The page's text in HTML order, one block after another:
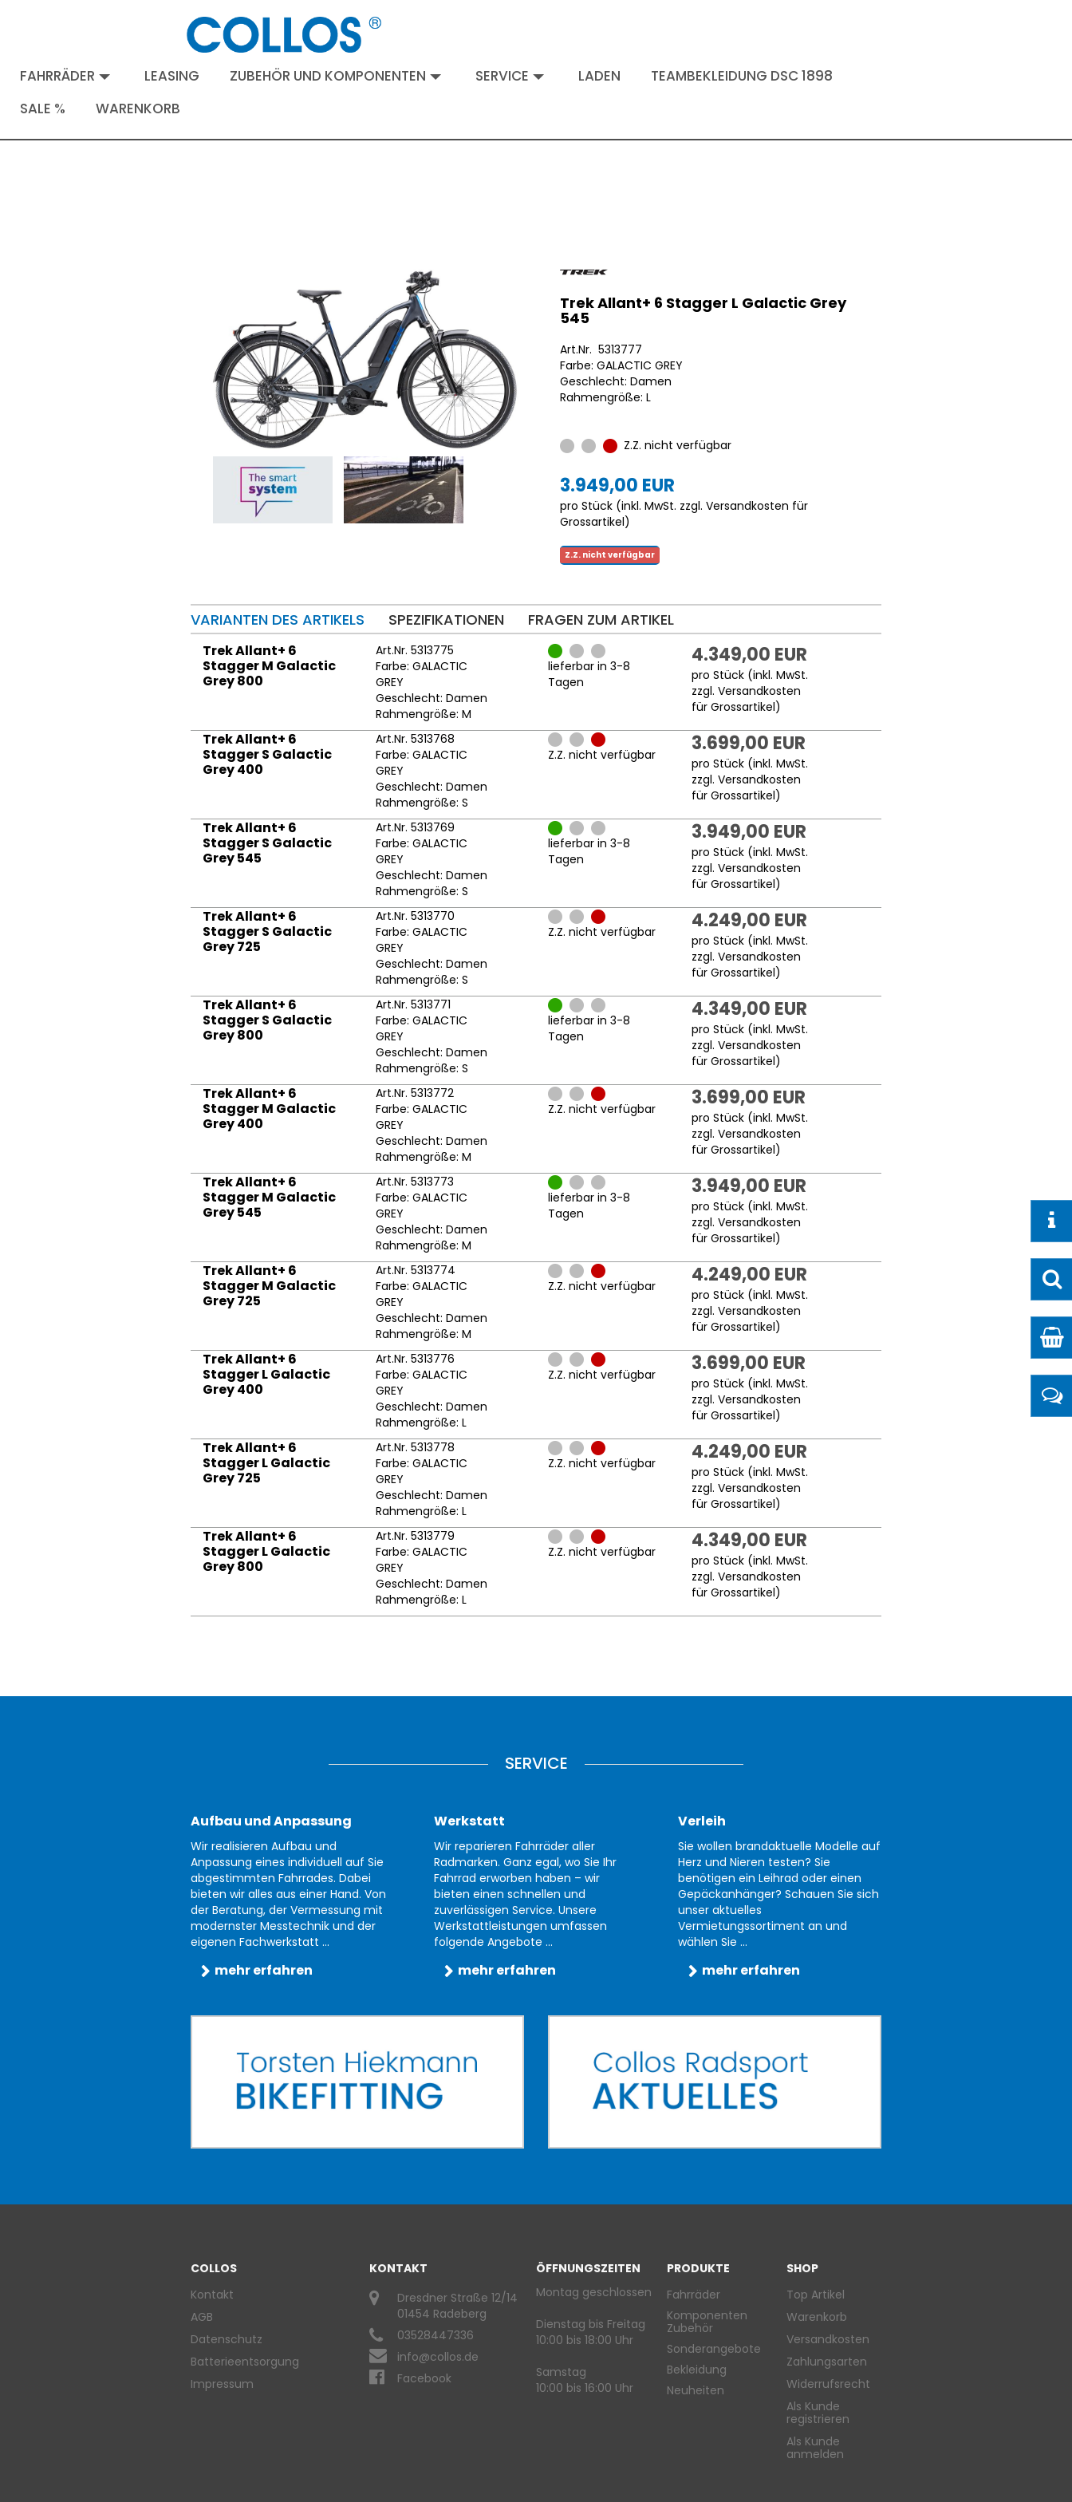
FAHRRÄDER LEASING ZUBEHÖR UND KOMPONENTEN SERVICE LADEN
TEAMBEKLEIDUNG DSC 1898
SALE %
WARENKORB
Trek Allant+ 6 Stagger L Galactic Grey
545
Art.Nr. 5313777
Farbe: GALACTIC GREY
Geschlecht: Damen
Rahmengröße: L
Z.Z. nicht verfügbar
3.949,00 EUR
pro Stück (inkl. MwSt. zzgl. Versandkosten für
Grossartikel)
Z.Z. nicht verfügbar
VARIANTEN DES ARTIKELS SPEZIFIKATIONEN FRAGEN ZUM ARTIKEL
Trek Allant+ 6
Stagger M Galactic
Grey 800
Art.Nr. 5313775
Farbe: GALACTIC
GREY
Geschlecht: Damen
Rahmengröße: M
lieferbar in 3-8
Tagen
4.349,00 EUR
pro Stück (inkl. MwSt.
zzgl.Versandkosten
für Grossartikel)
Trek Allant+ 6
Stagger S Galactic
Grey 400
Art.Nr. 5313768
Farbe: GALACTIC
GREY
Geschlecht: Damen
Rahmengröße: S
Z.Z. nicht verfügbar 3.699,00 EUR
pro Stück (inkl. MwSt.
zzgl.Versandkosten
für Grossartikel)
Trek Allant+ 6
Stagger S Galactic
Grey 545
Art.Nr. 5313769
Farbe: GALACTIC
GREY
Geschlecht: Damen
Rahmengröße: S
lieferbar in 3-8
Tagen
3.949,00 EUR
pro Stück (inkl. MwSt.
zzgl.Versandkosten
für Grossartikel)
Trek Allant+ 6
Stagger S Galactic
Grey 725
Art.Nr. 5313770
Farbe: GALACTIC
GREY
Geschlecht: Damen
Rahmengröße: S
Z.Z. nicht verfügbar 4.249,00 EUR
pro Stück (inkl. MwSt.
zzgl.Versandkosten
für Grossartikel)
Trek Allant+ 6
Stagger S Galactic
Grey 800
Art.Nr. 5313771
Farbe: GALACTIC
GREY
Geschlecht: Damen
Rahmengröße: S
lieferbar in 3-8
Tagen
4.349,00 EUR
pro Stück (inkl. MwSt.
zzgl.Versandkosten
für Grossartikel)
Trek Allant+ 6
Stagger M Galactic
Grey 400
Art.Nr. 5313772
Farbe: GALACTIC
GREY
Geschlecht: Damen
Rahmengröße: M
Z.Z. nicht verfügbar 3.699,00 EUR
pro Stück (inkl. MwSt.
zzgl.Versandkosten
für Grossartikel)
Trek Allant+ 6
Stagger M Galactic
Grey 545
Art.Nr. 5313773
Farbe: GALACTIC
GREY
Geschlecht: Damen
Rahmengröße: M
lieferbar in 3-8
Tagen
3.949,00 EUR
pro Stück (inkl. MwSt.
zzgl.Versandkosten
für Grossartikel)
Trek Allant+ 6
Stagger M Galactic
Grey 725
Art.Nr. 5313774
Farbe: GALACTIC
GREY
Geschlecht: Damen
Rahmengröße: M
Z.Z. nicht verfügbar 4.249,00 EUR
pro Stück (inkl. MwSt.
zzgl.Versandkosten
für Grossartikel)
Trek Allant+ 6
Stagger L Galactic
Grey 400
Art.Nr. 5313776
Farbe: GALACTIC
GREY
Geschlecht: Damen
Rahmengröße: L
Z.Z. nicht verfügbar 3.699,00 EUR
pro Stück (inkl. MwSt.
zzgl.Versandkosten
für Grossartikel)
Trek Allant+ 6
Stagger L Galactic
Grey 725
Art.Nr. 5313778
Farbe: GALACTIC
GREY
Geschlecht: Damen
Rahmengröße: L
Z.Z. nicht verfügbar 4.249,00 EUR
pro Stück (inkl. MwSt.
zzgl.Versandkosten
für Grossartikel)
Trek Allant+ 6
Stagger L Galactic
Grey 800
Art.Nr. 5313779
Farbe: GALACTIC
GREY
Geschlecht: Damen
Rahmengröße: L
Z.Z. nicht verfügbar 4.349,00 EUR
pro Stück (inkl. MwSt.
zzgl.Versandkosten
für Grossartikel)
SERVICE
Aufbau und Anpassung
Wir realisieren Aufbau und
Anpassung eines individuell auf Sie
abgestimmten Fahrrades. Dabei
bieten wir alles aus einer Hand. Von
der Beratung, der Vermessung mit
modernster Messtechnik und der
eigenen Fachwerkstatt ...
mehr erfahren
Werkstatt
Wir reparieren Fahrräder aller
Radmarken. Ganz egal, wo Sie Ihr
Fahrrad erworben haben – wir
bieten einen schnellen und
zuverlässigen Service. Unsere
Werkstattleistungen umfassen
folgende Angebote ...
mehr erfahren
Verleih
Sie wollen brandaktuelle Modelle auf
Herz und Nieren testen? Sie
benötigen ein Leihrad oder einen
Gepäckanhänger? Schauen Sie sich
unser aktuelles
Vermietungssortiment an und
wählen Sie ...
mehr erfahren
COLLOS
Kontakt
AGB
Datenschutz
Batterieentsorgung
Impressum
KONTAKT
Dresdner Straße 12/14
01454 Radeberg
03528447336
info@collos.de
Facebook
ÖFFNUNGSZEITEN
Montag geschlossen
Dienstag bis Freitag
10:00 bis 18:00 Uhr
Samstag
10:00 bis 16:00 Uhr
PRODUKTE
Fahrräder
Komponenten
Zubehör
Sonderangebote
Bekleidung
Neuheiten
SHOP
Top Artikel
Warenkorb
Versandkosten
Zahlungsarten
Widerrufsrecht
Als Kunde
registrieren
Als Kunde
anmelden